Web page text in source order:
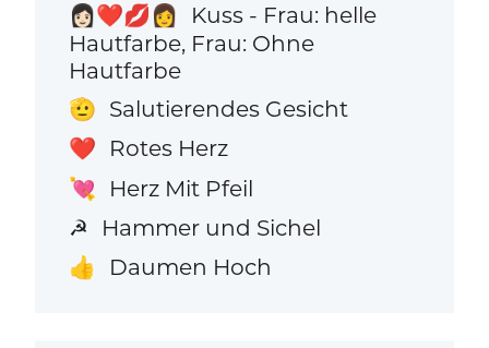
👩🏻‍❤️‍💋‍👩
Kuss - Frau: helle
Hautfarbe, Frau: Ohne
Hautfarbe
🫡 Salutierendes Gesicht
❤️ Rotes Herz
💘 Herz Mit Pfeil
☭ Hammer und Sichel
👍 Daumen Hoch